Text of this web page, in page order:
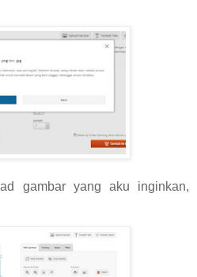
gambar yang aku inginkan,